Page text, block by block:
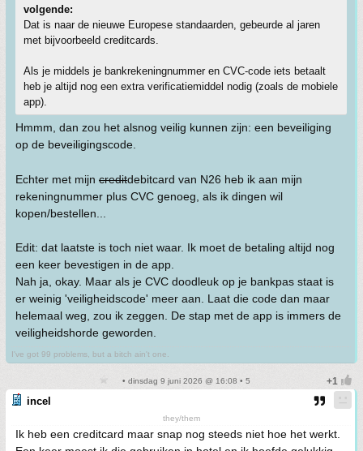
volgende:
Dat is naar de nieuwe Europese standaarden, gebeurde al jaren
met bijvoorbeeld creditcards.
Als je middels je bankrekeningnummer en CVC-code iets betaalt
heb je altijd nog een extra verificatiemiddel nodig (zoals de mobiele
app).
Hmmm, dan zou het alsnog veilig kunnen zijn: een beveiliging
op de beveiligingscode.
Echter met mijn creditdebitcard van N26 heb ik aan mijn
rekeningnummer plus CVC genoeg, als ik dingen wil
kopen/bestellen...
Edit: dat laatste is toch niet waar. Ik moet de betaling altijd nog
een keer bevestigen in de app.
Nah ja, okay. Maar als je CVC doodleuk op je bankpas staat is
er weinig 'veiligheidscode' meer aan. Laat die code dan maar
helemaal weg, zou ik zeggen. De stap met de app is immers de
veiligheidshorde geworden.
I've got 99 problems, but a bitch ain't one.
• dinsdag 9 juni 2026 @ 16:08 • 5
incel
they/them
Ik heb een creditcard maar snap nog steeds niet hoe het werkt.